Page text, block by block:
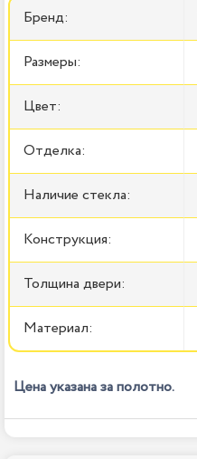
Бренд:
Размеры:
Цвет:
Отделка:
Наличие стекла:
Конструкция:
Толщина двери:
Материал:
Цена указана за полотно.